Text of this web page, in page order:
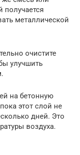
получается
металлической
очистите
улучшить
на бетонную
этот слой не
дней. Это
воздуха.